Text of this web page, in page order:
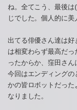
ね。全てこう、最後
じでした。個人的に美
出てる俳優さん達は
は相変わらず最高だっ
ったからか、窪田さ
今回はエンディングの
かの皆ロボットだった
なりました。